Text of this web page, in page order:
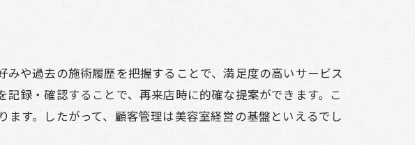
まとめ
簡単にする方法
現するポイント
入効果
や過去の施術履歴を把握することで、満足度の高いサービス
録・確認することで、再来店時に的確な提案ができます。こ
す。したがって、顧客管理は美容室経営の基盤といえるでし